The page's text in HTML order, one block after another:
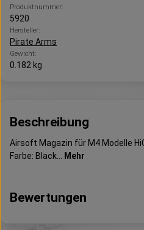
Produktnummer:
5920
Hersteller:
Pirate Arms
Gewicht:
0.182 kg
Beschreibung
Airsoft Magazin für M4 Modelle
Farbe: Black… Mehr
Bewertungen